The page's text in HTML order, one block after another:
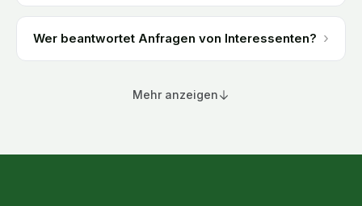
Wer beantwortet Anfragen von Interessenten? ›
Mehr anzeigen